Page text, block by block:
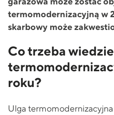
termomodernizacyjną w
skarbowy może
Co trzeba
roku?
Ulga